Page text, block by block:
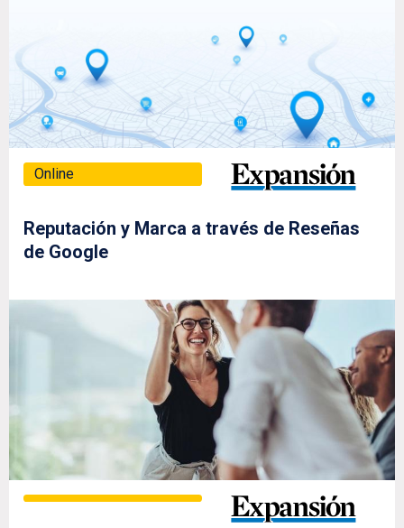
Online
Reputación y Marca a través de Reseñas
de Google